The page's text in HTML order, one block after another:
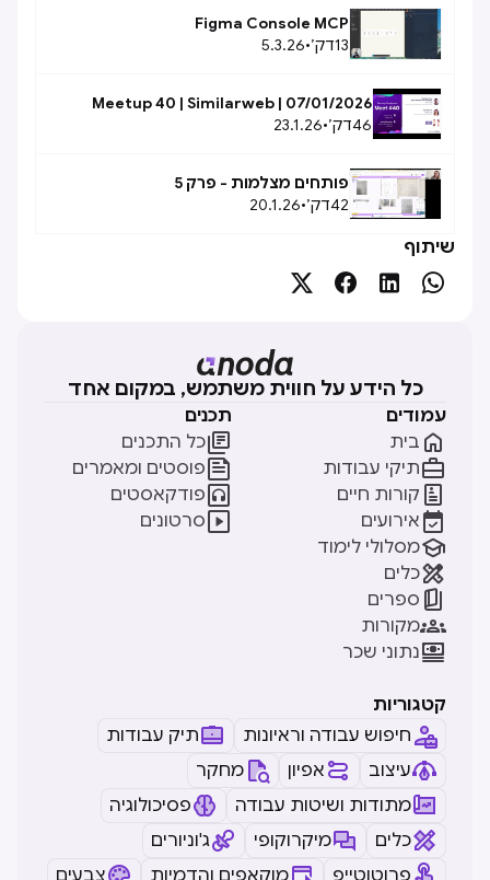
Figma Console MCP
13דק׳•
5.3.26
Meetup 40 | Similarweb | 07/01/2026
46דק׳•
23.1.26
פותחים מצלמות - פרק 5
42דק׳•
20.1.26
שיתוף




כל הידע על חווית משתמש, במקום אחד
עמודים
בית 
תיקי עבודות
קורות חיים 
אירועים 
מסלולי לימוד
כלים
ספרים 
מקורות
נתוני שכר
תכנים
כל התכנים
פוסטים ומאמרים
פודקאסטים 
סרטונים 
קטגוריות
חיפוש עבודה וראיונות
תיק עבודות
עיצוב
אפיון
מחקר
מתודות ושיטות עבודה
פסיכולוגיה
כלים
מיקרוקופי
ג'וניורים